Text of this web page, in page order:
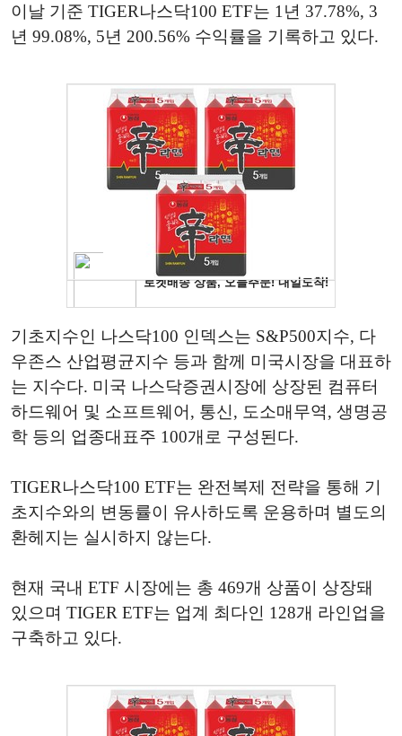
이날 기준 TIGER나스닥100 ETF는 1년 37.78%, 3
년 99.08%, 5년 200.56% 수익률을 기록하고 있다.
기초지수인 나스닥100 인덱스는 S&P500지수, 다
우존스 산업평균지수 등과 함께 미국시장을 대표하
는 지수다. 미국 나스닥증권시장에 상장된 컴퓨터
하드웨어 및 소프트웨어, 통신, 도소매무역, 생명공
학 등의 업종대표주 100개로 구성된다.
TIGER나스닥100 ETF는 완전복제 전략을 통해 기
초지수와의 변동률이 유사하도록 운용하며 별도의
환헤지는 실시하지 않는다.
현재 국내 ETF 시장에는 총 469개 상품이 상장돼
있으며 TIGER ETF는 업계 최다인 128개 라인업을
구축하고 있다.